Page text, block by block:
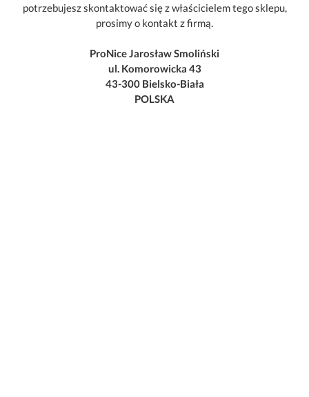
potrzebujesz skontaktować się z właścicielem tego sklepu,
prosimy o kontakt z firmą.
ProNice Jarosław Smoliński
ul. Komorowicka 43
43-300 Bielsko-Biała
POLSKA